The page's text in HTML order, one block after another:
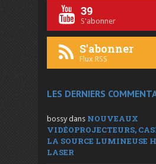
39
S'abonner
S'abonner
Flux RSS
LES DERNIERS
bossy dans NOUVEAUX
VIDÉOPROJECTEURS,
LA SOURCE LUMINEUSE
LASER